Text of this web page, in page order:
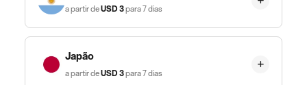
a partir deUSD3para 7 dias
Japão
a partir deUSD3para 7 dias